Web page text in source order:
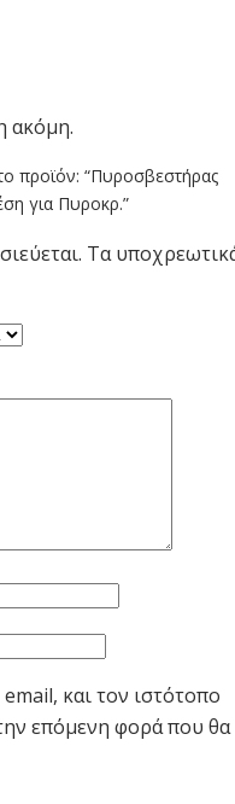
ακόμη.
προϊόν: “Πυροσβεστήρας
για Πυροκρ.”
Τα
και τον ιστότοπο
επόμενη φορά που θα